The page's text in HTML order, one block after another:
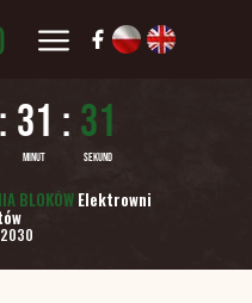
BLOKÓW Elektrowni